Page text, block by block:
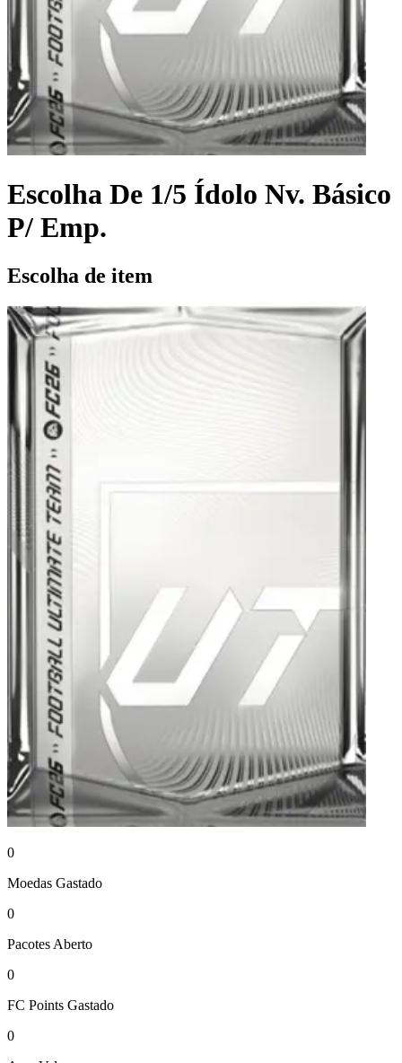
Escolha De 1/5 Ídolo Nv. Básico
P/ Emp.
Escolha de item
0
Moedas Gastado
0
Pacotes Aberto
0
FC Points Gastado
0